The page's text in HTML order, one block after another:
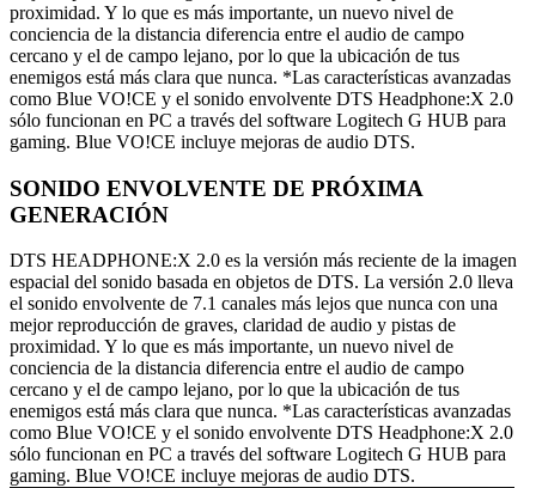
proximidad. Y lo que es más importante, un nuevo nivel de
conciencia de la distancia diferencia entre el audio de campo
cercano y el de campo lejano, por lo que la ubicación de tus
enemigos está más clara que nunca. *Las características avanzadas
como Blue VO!CE y el sonido envolvente DTS Headphone:X 2.0
sólo funcionan en PC a través del software Logitech G HUB para
gaming. Blue VO!CE incluye mejoras de audio DTS.
SONIDO ENVOLVENTE DE PRÓXIMA
GENERACIÓN
DTS HEADPHONE:X 2.0 es la versión más reciente de la imagen
espacial del sonido basada en objetos de DTS. La versión 2.0 lleva
el sonido envolvente de 7.1 canales más lejos que nunca con una
mejor reproducción de graves, claridad de audio y pistas de
proximidad. Y lo que es más importante, un nuevo nivel de
conciencia de la distancia diferencia entre el audio de campo
cercano y el de campo lejano, por lo que la ubicación de tus
enemigos está más clara que nunca. *Las características avanzadas
como Blue VO!CE y el sonido envolvente DTS Headphone:X 2.0
sólo funcionan en PC a través del software Logitech G HUB para
gaming. Blue VO!CE incluye mejoras de audio DTS.